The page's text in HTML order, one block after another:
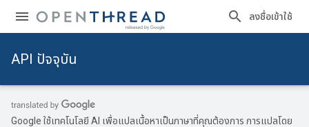
ลงชื่อเข้าใช้
API ปัจจุบัน
Google ใช้เทคโนโลยี AI เพื่อแปลเนื้อหาเป็นภาษาที่คุณต้องการ การแปลโดย